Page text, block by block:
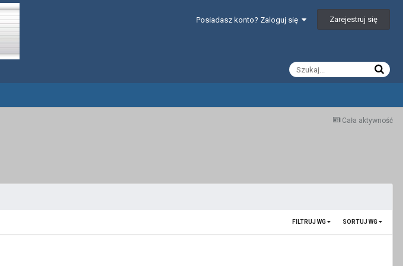
Posiadasz konto? Zaloguj się Zarejestruj się
Cała aktywność
SORTUJ WG
FILTRUJ WG